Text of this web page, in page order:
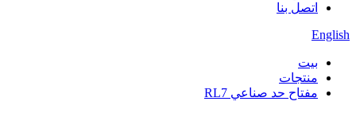
اتصل بنا
English
بيت
منتجات
مفتاح حد صناعي RL7